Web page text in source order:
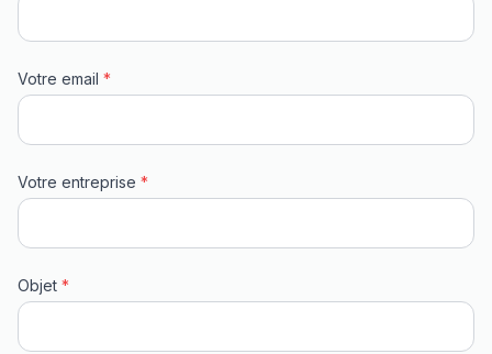
Votre email *
Votre entreprise *
Objet *